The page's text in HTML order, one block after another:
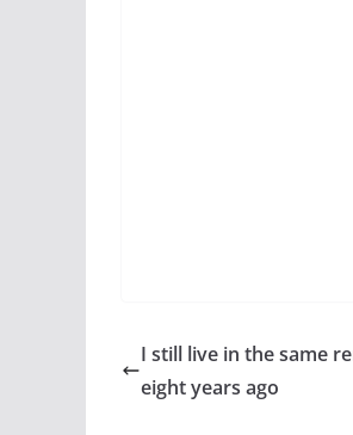
I still live in the same
eight years ago